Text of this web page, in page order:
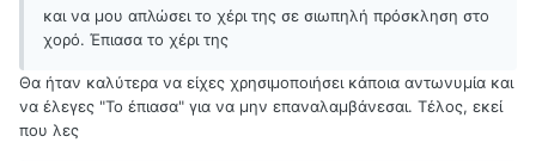
και να μου απλώσει το χέρι της σε σιωπηλή πρόσκληση στο
χορό. Έπιασα το χέρι της
Θα ήταν καλύτερα να είχες χρησιμοποιήσει κάποια αντωνυμία και
να έλεγες "Το έπιασα" για να μην επαναλαμβάνεσαι. Τέλος, εκεί
που λες